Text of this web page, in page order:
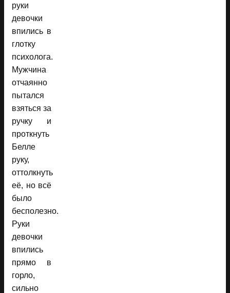
руки
девочки
впились в
глотку
психолога.
Мужчина
отчаянно
пытался
взяться за
ручку и
проткнуть
Белле
руку,
оттолкнуть
её, но всё
было
бесполезно.
Руки
девочки
впились
прямо в
горло,
сильно